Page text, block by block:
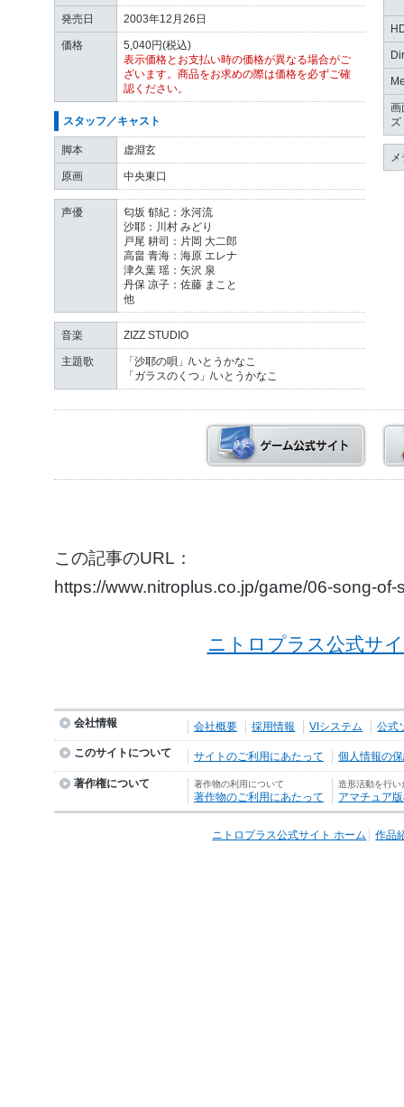
発売日 2003年12月26日
価格
5,040円(税込)
表示価格とお支払い時の価格が異なる場合がご
ざいます。商品をお求めの際は価格を必ずご確
認ください。
スタッフ／キャスト
脚本 虚淵玄
原画 中央東口
声優
匂坂 郁紀：氷河流
沙耶：川村 みどり
戸尾 耕司：片岡 大二郎
高畠 青海：海原 エレナ
津久葉 瑶：矢沢 泉
丹保 凉子：佐藤 まこと
他
音楽 ZIZZ STUDIO
主題歌
「沙耶の唄」/いとうかなこ
「ガラスのくつ」/いとうかなこ
画
ズ
この記事のURL：
https://www.nitroplus.co.jp/game/06-song-
ニトロプラス公式サ
会社情報 会社概要 採用情報 VIシステム 公式
このサイトについて サイトのご利用にあたって 個人情報の
著作権について 著作物の利用について
著作物のご利用にあたって
造形活動を行い
アマチュア
ニトロプラス公式サイト ホーム 作品